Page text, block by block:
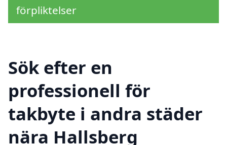
förpliktelser
Sök efter en
professionell för
takbyte i andra städer
nära Hallsberg